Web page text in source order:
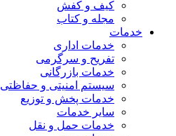
کیف و کفش
مجله و کتاب
خدمات
خدمات اداری
تفریح و سرگرمی
خدمات بازرگانی
سیستم امنیتی و حفاظتی
خدمات پخش و توزیع
سایر خدمات
خدمات حمل و نقل